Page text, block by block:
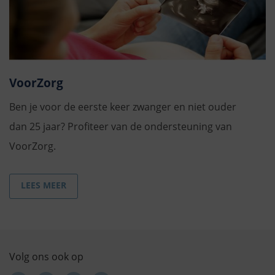
VoorZorg
Ben je voor de eerste keer zwanger en niet ouder
dan 25 jaar? Profiteer van de ondersteuning van
VoorZorg.
LEES MEER
Volg ons ook op